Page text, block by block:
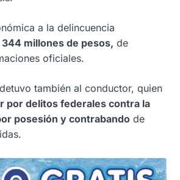
a la delincuencia
344 millones de pesos, de
oficiales.
también al conductor, quien
por delitos federales contra la
posesión y contrabando de